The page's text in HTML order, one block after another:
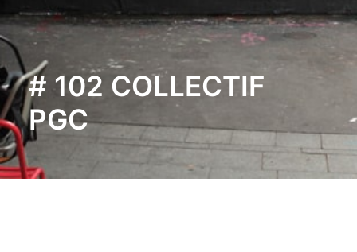
# 102 COLLECTIF
PGC